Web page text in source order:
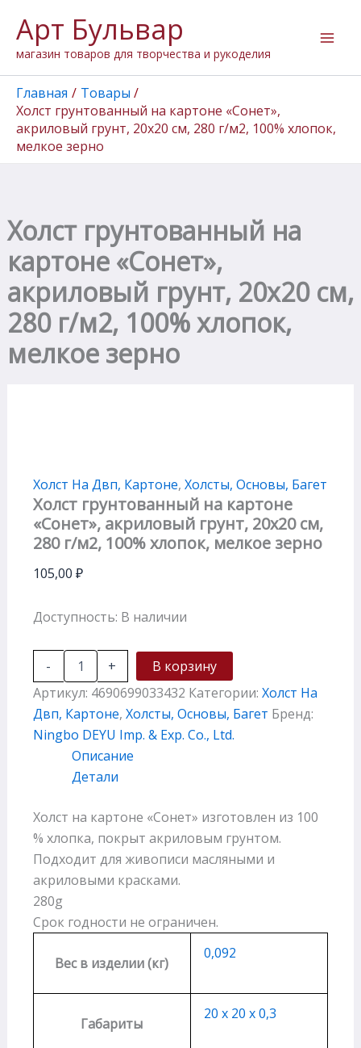
содержимому
Арт Бульвар
магазин товаров для творчества и рукоделия
Главная
Товары
Холст грунтованный на картоне «Сонет»,
акриловый грунт, 20х20 см, 280 г/м2, 100% хлопок,
мелкое зерно
Холст грунтованный на
картоне «Сонет»,
акриловый грунт, 20х20 см,
280 г/м2, 100% хлопок,
мелкое зерно
Холст На Двп, Картоне, Холсты, Основы, Багет
Холст грунтованный на картоне
«Сонет», акриловый грунт, 20х20 см,
280 г/м2, 100% хлопок, мелкое зерно
105,00 ₽
Доступность: В наличии
-
товара
Холст
грунтованный
на
картоне
акриловый
грунт,
20х20
100%
мелкое
зерно
+
В корзину
Артикул: 4690699033432 Категории: Холст На
Двп, Картоне, Холсты, Основы, Багет Бренд:
Ningbo DEYU Imp. & Exp. Co., Ltd.
Описание
Детали
Холст на картоне «Сонет» изготовлен из 100
% хлопка, покрыт акриловым грунтом.
Подходит для живописи масляными и
акриловыми красками.
280g
Срок годности не ограничен.
Вес в изделии (кг)
0,092
Габариты
20 х 20 х 0,3